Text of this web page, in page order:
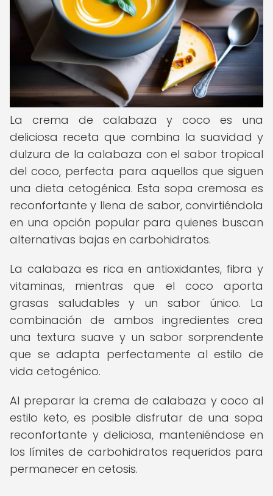
La crema de calabaza y coco es una
deliciosa receta que combina la suavidad y
dulzura de la calabaza con el sabor tropical
del coco, perfecta para aquellos que siguen
una dieta cetogénica. Esta sopa cremosa es
reconfortante y llena de sabor, convirtiéndola
en una opción popular para quienes buscan
alternativas bajas en carbohidratos.
La calabaza es rica en antioxidantes, fibra y
vitaminas, mientras que el coco aporta
grasas saludables y un sabor único. La
combinación de ambos ingredientes crea
una textura suave y un sabor sorprendente
que se adapta perfectamente al estilo de
vida cetogénico.
Al preparar la crema de calabaza y coco al
estilo keto, es posible disfrutar de una sopa
reconfortante y deliciosa, manteniéndose en
los límites de carbohidratos requeridos para
permanecer en cetosis.